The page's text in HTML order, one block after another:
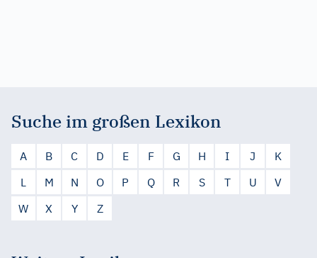
Suche im großen Lexikon
A B C D E F G H I J
K
L
M N O P Q R S T U
V
W
X Y Z